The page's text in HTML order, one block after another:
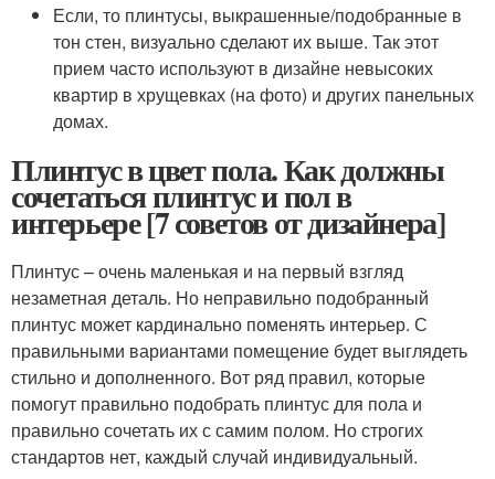
Если, то плинтусы, выкрашенные/подобранные в
тон стен, визуально сделают их выше. Так этот
прием часто используют в дизайне невысоких
квартир в хрущевках (на фото) и других панельных
домах.
Плинтус в цвет пола. Как должны
сочетаться плинтус и пол в
интерьере [7 советов от дизайнера]
Плинтус – очень маленькая и на первый взгляд
незаметная деталь. Но неправильно подобранный
плинтус может кардинально поменять интерьер. С
правильными вариантами помещение будет выглядеть
стильно и дополненного. Вот ряд правил, которые
помогут правильно подобрать плинтус для пола и
правильно сочетать их с самим полом. Но строгих
стандартов нет, каждый случай индивидуальный.